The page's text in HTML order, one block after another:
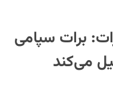
برات سپامی
می‌کند